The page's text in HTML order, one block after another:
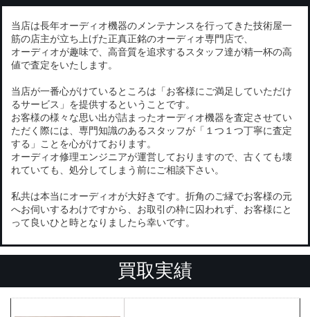
当店は長年オーディオ機器のメンテナンスを行ってきた技術屋一
筋の店主が立ち上げた正真正銘のオーディオ専門店で、
オーディオが趣味で、高音質を追求するスタッフ達が精一杯の高
値で査定をいたします。
当店が一番心がけているところは「お客様にご満足していただけ
るサービス」を提供するということです。
お客様の様々な思い出が詰まったオーディオ機器を査定させてい
ただく際には、専門知識のあるスタッフが「１つ１つ丁寧に査定
する」ことを心がけております。
オーディオ修理エンジニアが運営しておりますので、古くても壊
れていても、処分してしまう前にご相談下さい。
私共は本当にオーディオが大好きです。折角のご縁でお客様の元
へお伺いするわけですから、お取引の枠に囚われず、お客様にと
って良いひと時となりましたら幸いです。
買取実績